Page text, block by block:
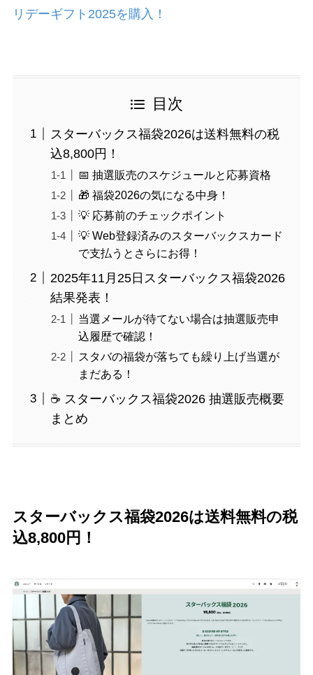
リデーギフト2025を購入！
目次
スターバックス福袋2026は送料無料の税
込8,800円！
📅 抽選販売のスケジュールと応募資格
🎁 福袋2026の気になる中身！
💡 応募前のチェックポイント
💡 Web登録済みのスターバックスカード
で支払うとさらにお得！
2025年11月25日スターバックス福袋2026
結果発表！
当選メールが待てない場合は抽選販売申
込履歴で確認！
スタバの福袋が落ちても繰り上げ当選が
まだある！
☕ スターバックス福袋2026 抽選販売概要
まとめ
スターバックス福袋2026は送料無料の税
込8,800円！